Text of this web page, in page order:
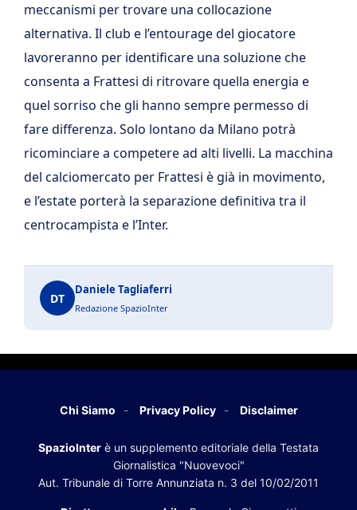
meccanismi per trovare una collocazione
alternativa. Il club e l’entourage del giocatore
lavoreranno per identificare una soluzione che
consenta a Frattesi di ritrovare quella energia e
quel sorriso che gli hanno sempre permesso di
fare differenza. Solo lontano da Milano potrà
ricominciare a competere ad alti livelli. La macchina
del calciomercato per Frattesi è già in movimento,
e l’estate porterà la separazione definitiva tra il
centrocampista e l’Inter.
DT
Daniele Tagliaferri
Redazione SpazioInter
Chi Siamo Privacy Policy Disclaimer
SpazioInter è un supplemento editoriale della Testata
Giornalistica "Nuovevoci"
Aut. Tribunale di Torre Annunziata n. 3 del 10/02/2011